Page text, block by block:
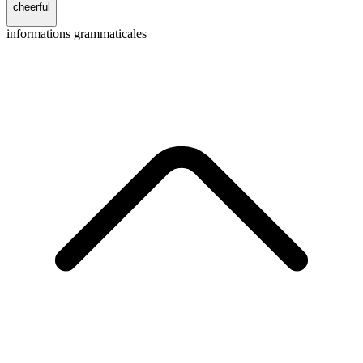
cheerful
informations grammaticales